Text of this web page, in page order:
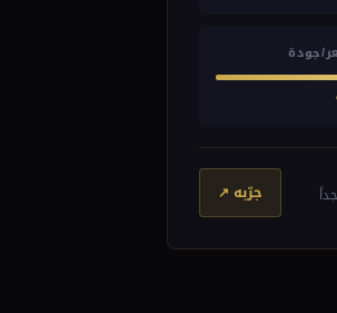
جودة
جرّبه ↗